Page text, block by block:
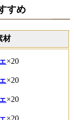
すめ
材
×20
×20
×20
×20